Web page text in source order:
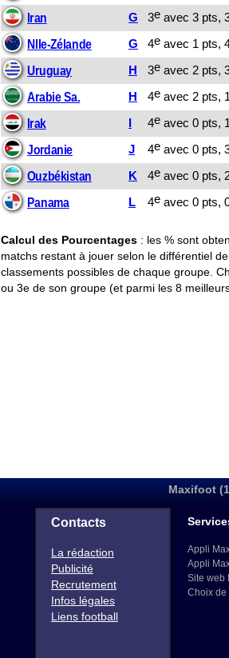
Iran G 3e avec 3 pts,
Nlle-Zélande G 4e avec 1 pts,
Uruguay H 3e avec 2 pts,
Arabie Sa. H 4e avec 2 pts,
Irak I 4e avec 0 pts,
Jordanie J 4e avec 0 pts,
Ouzbékistan K 4e avec 0 pts,
Panama L 4e avec 0 pts,
Calcul des Pourcentages : les % sont
matchs restant à jouer selon le différentiel
classements possibles de chaque groupe.
ou 3e de son groupe (et parmi les 8
Maxifoot
Contacts
La rédaction
Publicité
Recrutement
Infos légales
Liens football
Appli
Appli
Site web
Choix de